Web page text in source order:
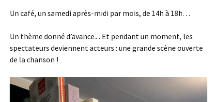
Un café, un samedi après-midi par mois, de 14h à 18h…
Un thème donné d’avance.. . Et pendant un moment, les
spectateurs deviennent acteurs : une grande scène ouverte
de la chanson !